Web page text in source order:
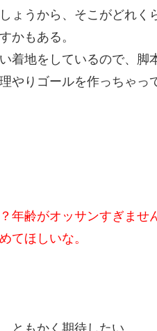
ょうから、そこがどれく
かもある。
着地をしているので、脚
やりゴールを作っちゃっ
年齢がオッサンすぎませ
てほしいな。
ともかく期待したい。